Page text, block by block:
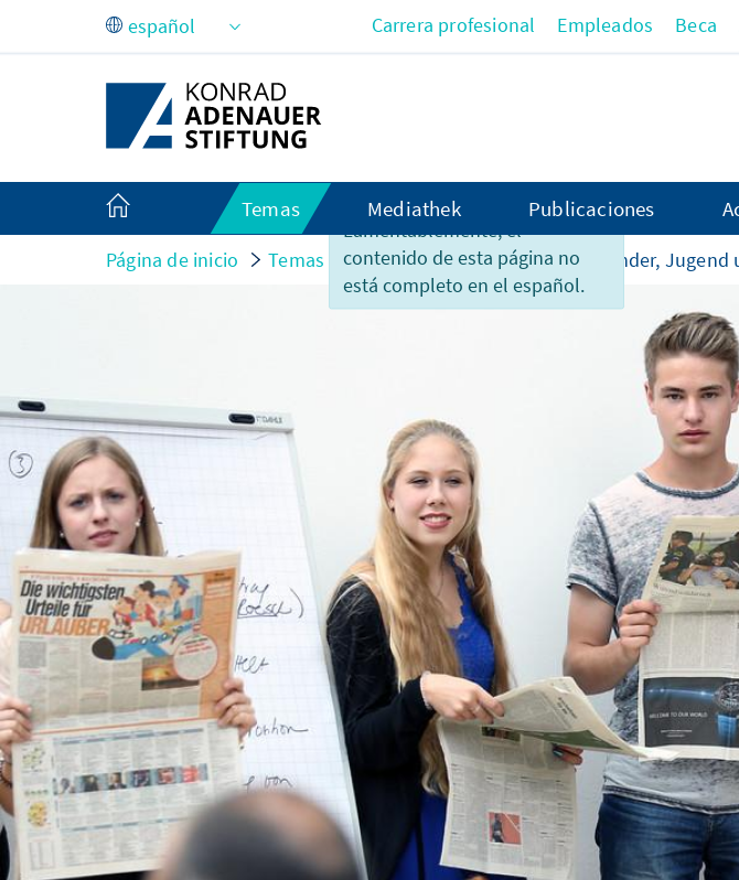
Saltar al contenido principal
Lamentablemente, el
contenido de esta página no
está completo en el español.
Carrera profesional Empleados Beca
Temas Mediathek Publicaciones
Página de inicio Temas Gesellschaft und Religion Kinder,